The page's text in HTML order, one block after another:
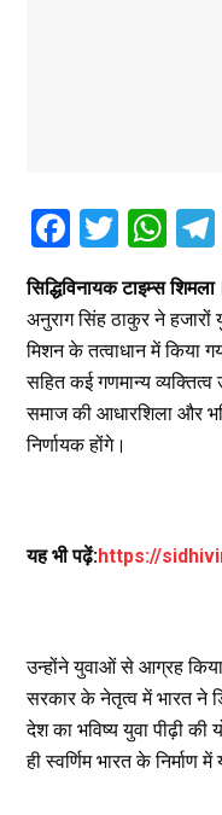
F
a
ce
b
o
o
k
T
tt
er
W
h
at
s
A
p
सिद्धिविनायक टाइम्स
अनुराग सिंह ठाकुर ने हजारों
मिशन के तत्वाधान में किया
सहित कई गणमान्य
समाज की आधारशिला और
निर्णायक होंगे।
यह भी पढ़ें:https://
उन्होंने युवाओं से आग्रह किया
सरकार के नेतृत्व में भारत ने
देश का भविष्य युवा पीढ़ी
ही स्वर्णिम भारत के